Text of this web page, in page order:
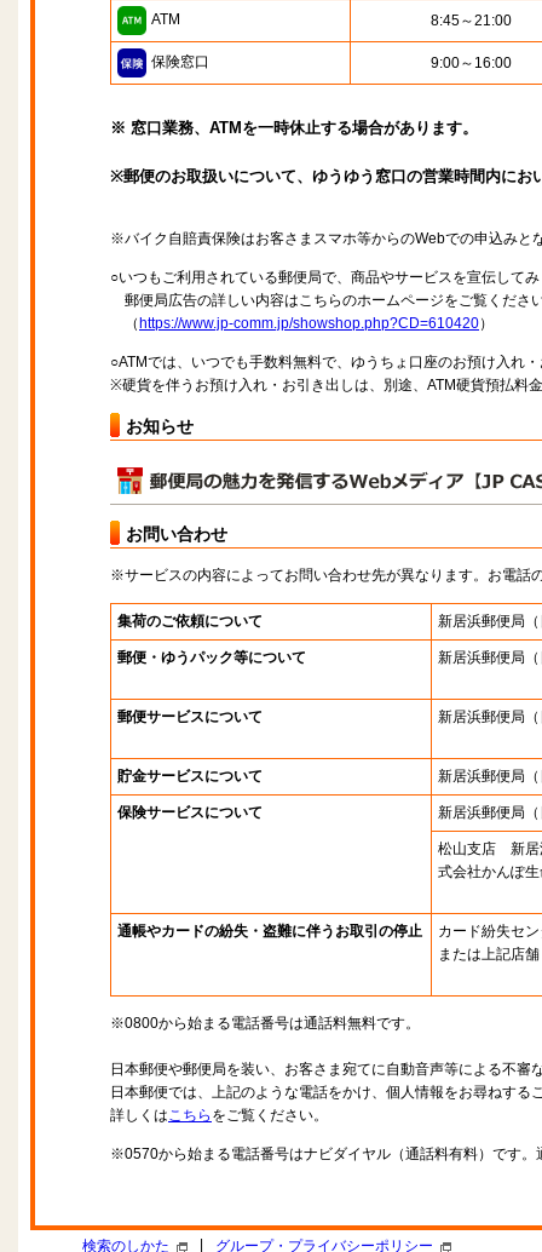
ATM 8:45～21:00
保険窓口 9:00～16:00
※ 窓口業務、ATMを一時休止する場合があります。
※郵便のお取扱いについて、ゆうゆう窓口の営業時間内に
※バイク自賠責保険はお客さまスマホ等からのWebでの申込みと
○いつもご利用されている郵便局で、商品やサービスを宣伝して
郵便局広告の詳しい内容はこちらのホームページをご覧くださ
（ https://www.jp-comm.jp/showshop.php?CD=610420）
○ATMでは、いつでも手数料無料で、ゆうちょ口座のお預け入れ
※硬貨を伴うお預け入れ・お引き出しは、別途、ATM硬貨預払料
お知らせ
お問い合わせ
※サービスの内容によってお問い合わせ先が異なります。お電話
集荷のご依頼について 新居浜郵便局
郵便・ゆうパック等について 新居浜郵便局
郵便サービスについて 新居浜郵便局
貯金サービスについて 新居浜郵便局
保険サービスについて 新居浜郵便局
松山支店 新居
式会社かんぽ
通帳やカードの紛失・盗難に伴うお取引の停止
カード紛失セ
または上記店舗
※0800から始まる電話番号は通話料無料です。
日本郵便や郵便局を装い、お客さま宛てに自動音声等による不審
日本郵便では、上記のような電話をかけ、個人情報をお尋ねする
詳しくはこちら をご覧ください。
※0570から始まる電話番号はナビダイヤル（通話料有料）です
検索のしかた グループ・プライバシーポリシー